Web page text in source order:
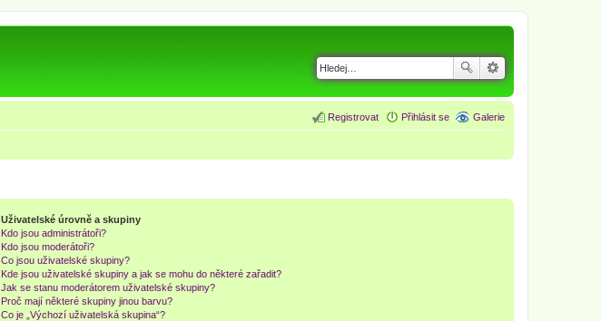
Galerie
Přihlásit se
Registrovat
Uživatelské úrovně a skupiny
Kdo jsou administrátoři?
Kdo jsou moderátoři?
Co jsou uživatelské skupiny?
Kde jsou uživatelské skupiny a jak se mohu do některé zařadit?
Jak se stanu moderátorem uživatelské skupiny?
Proč mají některé skupiny jinou barvu?
Co je „Výchozí uživatelská skupina“?